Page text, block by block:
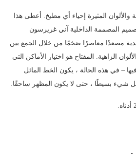
والألوان المثيرة إحياء أي مطبخ. أعطى هذا
المصممة الداخلية آني غريرسون
مصعدًا معاصرًا ضخمًا من خلال الجمع بين
الزاهية. المفتاح هو اختيار الأماكن التي
– في هذه الحالة ، يكون الخط المائل
شيء بسيطًا ، حتى لا يكون المظهر ساحقًا.